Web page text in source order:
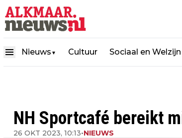
Nieuws ▼ Cultuur Sociaal en Welzijn
NH Sportcafé bereikt
26 OKT 2023, 10:13•NIEUWS